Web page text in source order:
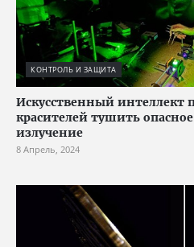
КОНТРОЛЬ И ЗАЩИТА
Искусственный интеллект
красителей тушить
излучение
8 Апрель, 2024